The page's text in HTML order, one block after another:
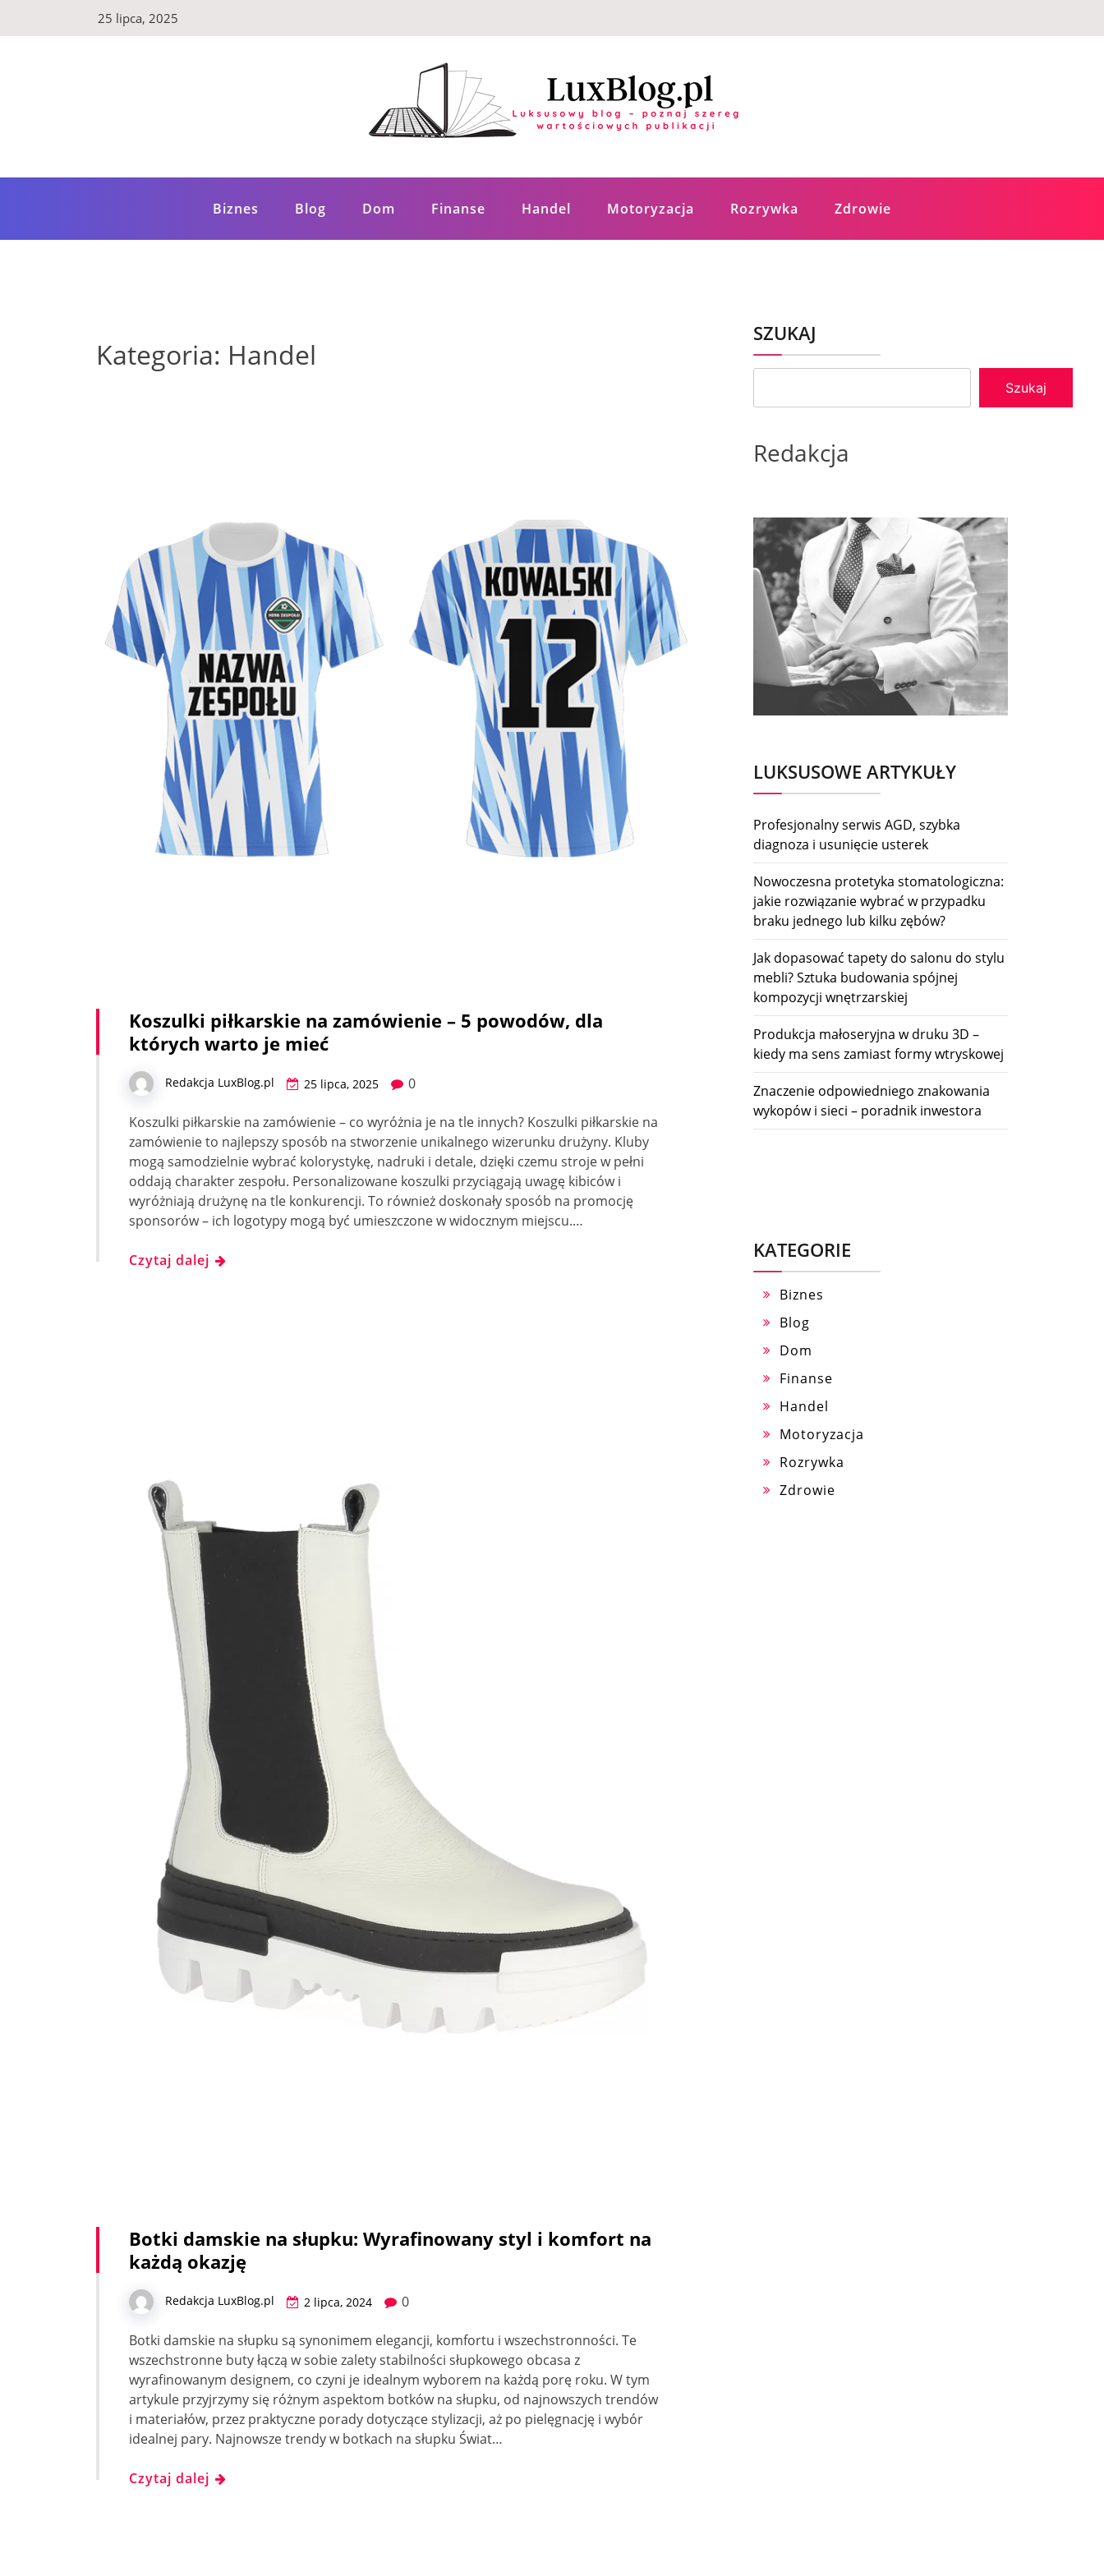
25 lipca, 2025
LuxBlog.pl
Biznes Blog Dom Finanse Handel Motoryzacja Rozrywka Zdrowie
Kategoria: Handel
Koszulki piłkarskie na zamówienie – 5 powodów, dla
których warto je mieć
Redakcja LuxBlog.pl 25 lipca, 2025 0
Koszulki piłkarskie na zamówienie – co wyróżnia je na tle innych? Koszulki piłkarskie na
zamówienie to najlepszy sposób na stworzenie unikalnego wizerunku drużyny. Kluby
mogą samodzielnie wybrać kolorystykę, nadruki i detale, dzięki czemu stroje w pełni
oddają charakter zespołu. Personalizowane koszulki przyciągają uwagę kibiców i
wyróżniają drużynę na tle konkurencji. To również doskonały sposób na promocję
sponsorów – ich logotypy mogą być umieszczone w widocznym miejscu.…
Czytaj dalej
Botki damskie na słupku: Wyrafinowany styl i komfort na
każdą okazję
Redakcja LuxBlog.pl 2 lipca, 2024 0
Botki damskie na słupku są synonimem elegancji, komfortu i wszechstronności. Te
wszechstronne buty łączą w sobie zalety stabilności słupkowego obcasa z
wyrafinowanym designem, co czyni je idealnym wyborem na każdą porę roku. W tym
artykule przyjrzymy się różnym aspektom botków na słupku, od najnowszych trendów
i materiałów, przez praktyczne porady dotyczące stylizacji, aż po pielęgnację i wybór
idealnej pary. Najnowsze trendy w botkach na słupku Świat…
Czytaj dalej
SZUKAJ
Szukaj
Redakcja
LUKSUSOWE ARTYKUŁY
Profesjonalny serwis AGD, szybka
diagnoza i usunięcie usterek
Nowoczesna protetyka stomatologiczna:
jakie rozwiązanie wybrać w przypadku
braku jednego lub kilku zębów?
Jak dopasować tapety do salonu do stylu
mebli? Sztuka budowania spójnej
kompozycji wnętrzarskiej
Produkcja małoseryjna w druku 3D –
kiedy ma sens zamiast formy wtryskowej
Znaczenie odpowiedniego znakowania
wykopów i sieci – poradnik inwestora
KATEGORIE
Biznes
Blog
Dom
Finanse
Handel
Motoryzacja
Rozrywka
Zdrowie